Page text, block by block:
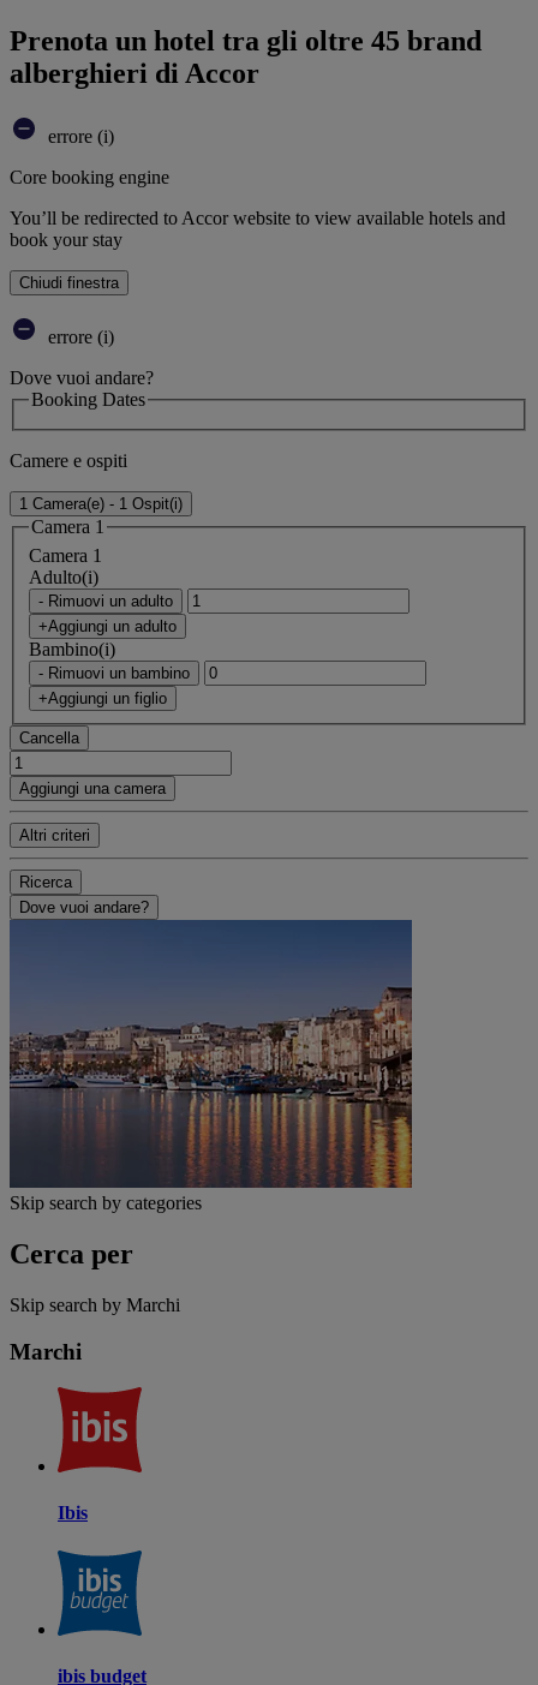
Prenota un hotel tra gli oltre 45 brand
alberghieri di Accor
errore (i)
Core booking engine
You’ll be redirected to Accor website to view available hotels and
book your stay
Chiudi finestra
errore (i)
Dove vuoi andare?
Booking Dates
Camere e ospiti
1 Camera(e) - 1 Ospit(i)
Camera 1
Camera 1
Adulto(i)
- Rimuovi un adulto
+Aggiungi un adulto
Bambino(i)
- Rimuovi un bambino
+Aggiungi un figlio
Cancella
Aggiungi una camera
Altri criteri
Ricerca
Dove vuoi andare?
Skip search by categories
Cerca per
Skip search by Marchi
Marchi
Ibis
ibis budget